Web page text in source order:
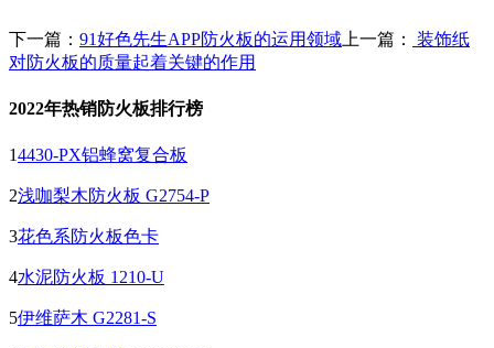
下一篇： 91好色先生APP防火板的运用领域 上一篇：
装饰纸
对防火板的质量起着关键的作用
2022年热销防火板排行榜
14430-PX铝蜂窝复合板
2浅咖梨木防火板 G2754-P
3花色系防火板色卡
4水泥防火板 1210-U
5伊维萨木 G2281-S